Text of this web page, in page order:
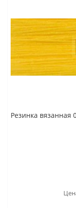
Резинка